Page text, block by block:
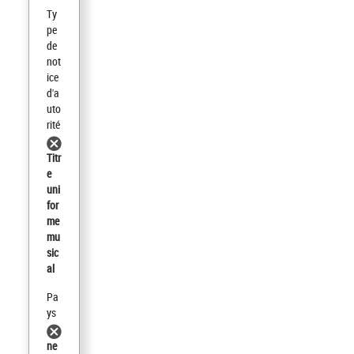
Ty
pe
de
not
ice
d'a
uto
rité
Titr
e
uni
for
me
mu
sic
al
Pa
ys
ne